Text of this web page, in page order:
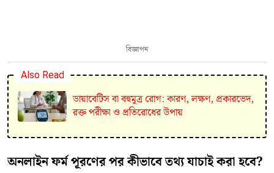
বিজ্ঞাপন
Also Read
ডায়াবেটিস বা বহুমূত্র রোগ: কারণ, লক্ষণ, প্রকারভেদ,
রক্ত পরীক্ষা ও প্রতিরোধের উপায়
​অনলাইন ফর্ম পূরণের পর কীভাবে তথ্য যাচাই করা হবে?